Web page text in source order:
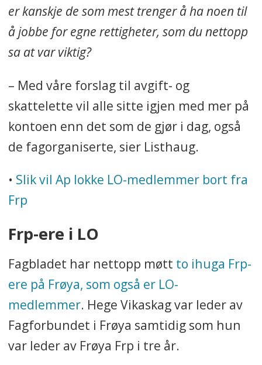
er kanskje de som mest trenger å ha noen til
å jobbe for egne rettigheter, som du nettopp
sa at var viktig?
– Med våre forslag til avgift- og
skattelette vil alle sitte igjen med mer på
kontoen enn det som de gjør i dag, også
de fagorganiserte, sier Listhaug.
• Slik vil Ap lokke LO-medlemmer bort fra
Frp
Frp-ere i LO
Fagbladet har nettopp møtt to ihuga Frp-
ere på Frøya, som også er LO-
medlemmer. Hege Vikaskag var leder av
Fagforbundet i Frøya samtidig som hun
var leder av Frøya Frp i tre år.